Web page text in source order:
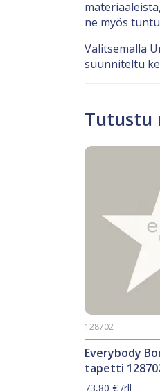
ne myös
Valitsemalla
suunniteltu
Tutustu
Everybody
tapetti
128702
73,80 € /rll